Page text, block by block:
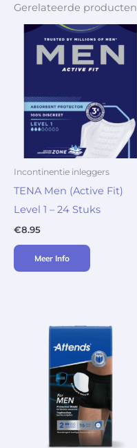
Gerelateerde producten
Incontinentie inleggers
TENA Men (Active Fit)
Level 1 – 24 Stuks
€8.95
Meer Info